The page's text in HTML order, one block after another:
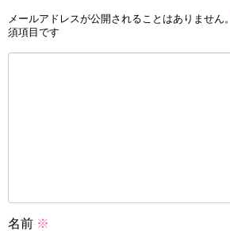
メールアドレスが公開されることはありません。
須項目です
名前 ※